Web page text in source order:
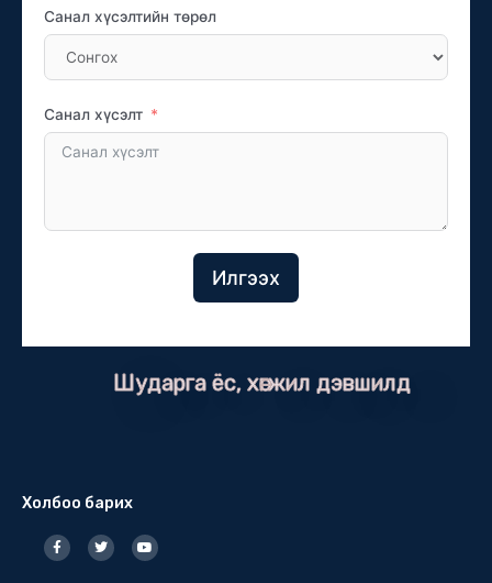
Санал хүсэлтийн төрөл
Санал хүсэлт
Илгээх
Шударга ёс, хөгжил дэвшилд
Холбоо барих
F
a
c
T
w
i
Y
o
u